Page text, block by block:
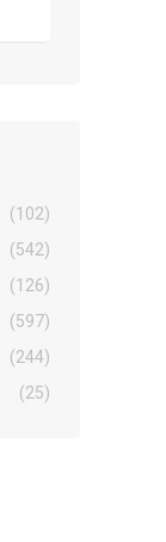
(102)
(542)
(126)
(597)
(244)
(25)